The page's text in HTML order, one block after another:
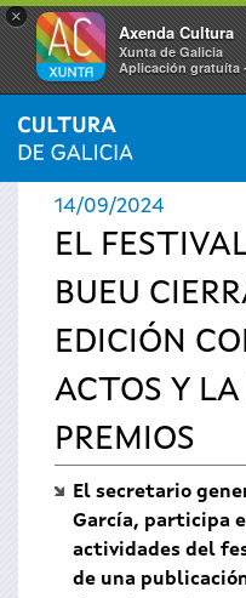
×
Axenda Cultura
Xunta de Galicia
Aplicación gratuíta
Se
encuentra
usted
aquí
INICIO › ACTUALIDAD
14/09/2024
EL
BUEU
EDICIÓN
ACTOS Y
PREMIOS
El secretario
García, participa
actividades del
de una